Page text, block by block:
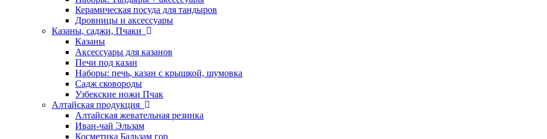
Керамическая посуда для тандыров
Дровницы и аксессуары
Казаны, саджи, Пчаки
Казаны
Аксессуары для казанов
Печи под казан
Наборы: печь, казан с крышкой, шумовка
Садж сковороды
Узбекские ножи Пчак
Алтайская продукция
Алтайская жевательная резинка
Иван-чай Эльзам
Косметика Бальзам гор